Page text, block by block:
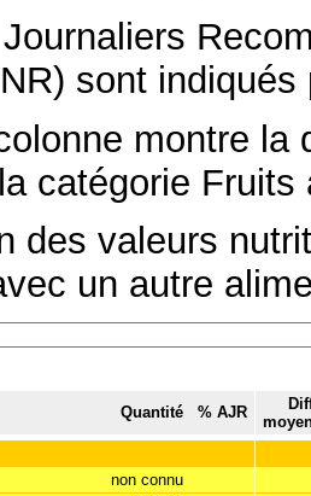
sont
montre
catégorie
des valeurs
un autre
Quantité % AJR
non connu